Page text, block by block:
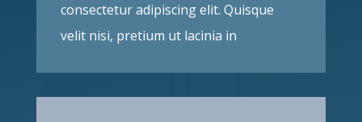
consectetur adipiscing elit. Quisque
velit nisi, pretium ut lacinia in